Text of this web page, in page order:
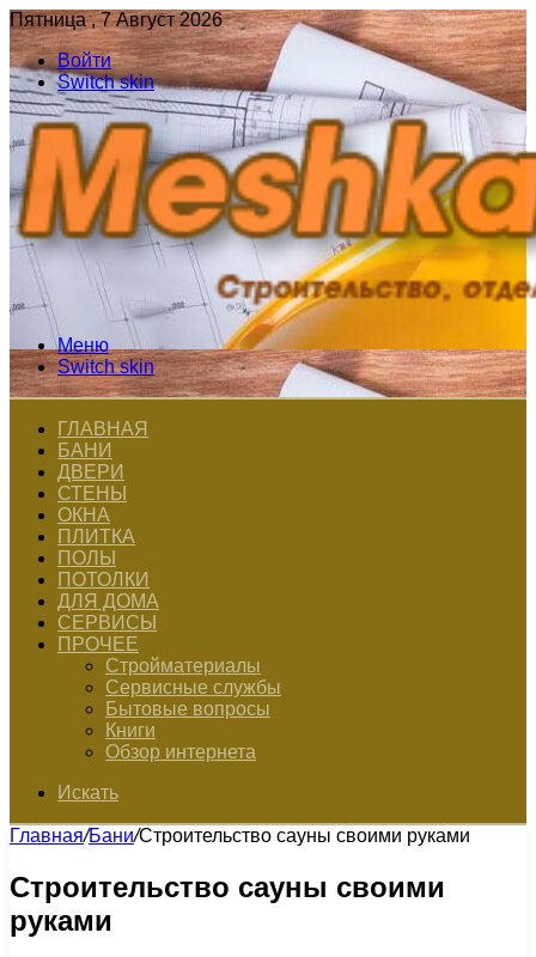
Пятница , 7 Август 2026
Войти
Switch skin
Меню
Switch skin
ГЛАВНАЯ
БАНИ
ДВЕРИ
СТЕНЫ
ОКНА
ПЛИТКА
ПОЛЫ
ПОТОЛКИ
ДЛЯ ДОМА
СЕРВИСЫ
ПРОЧЕЕ
Стройматериалы
Сервисные службы
Бытовые вопросы
Книги
Обзор интернета
Искать
Главная/Бани/Строительство сауны своими руками
Строительство сауны своими
руками